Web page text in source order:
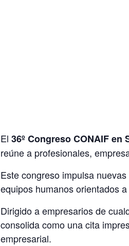
El 36º Congreso CONAIF en
reúne a profesionales,
Este congreso impulsa
equipos humanos orientados
Dirigido a empresarios de
consolida como una cita
empresarial.